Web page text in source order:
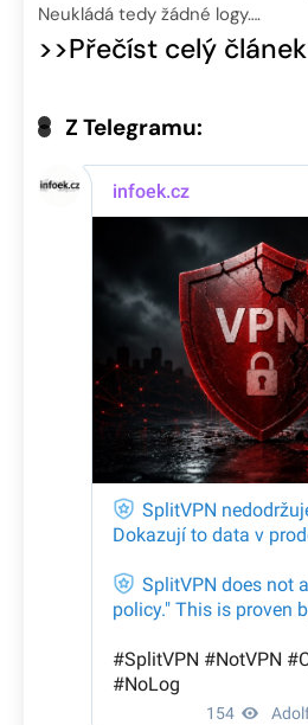
Neukládá tedy žádné logy….
>>Přečíst celý článek
Z Telegramu: